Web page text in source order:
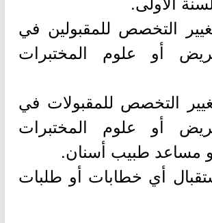
التخصص للمقبولين في
أو علوم المختبرات
التخصص للمقبولات في
أو علوم المختبرات
أو مساعد طبيب أسنان.
أي خطابات أو طلبات